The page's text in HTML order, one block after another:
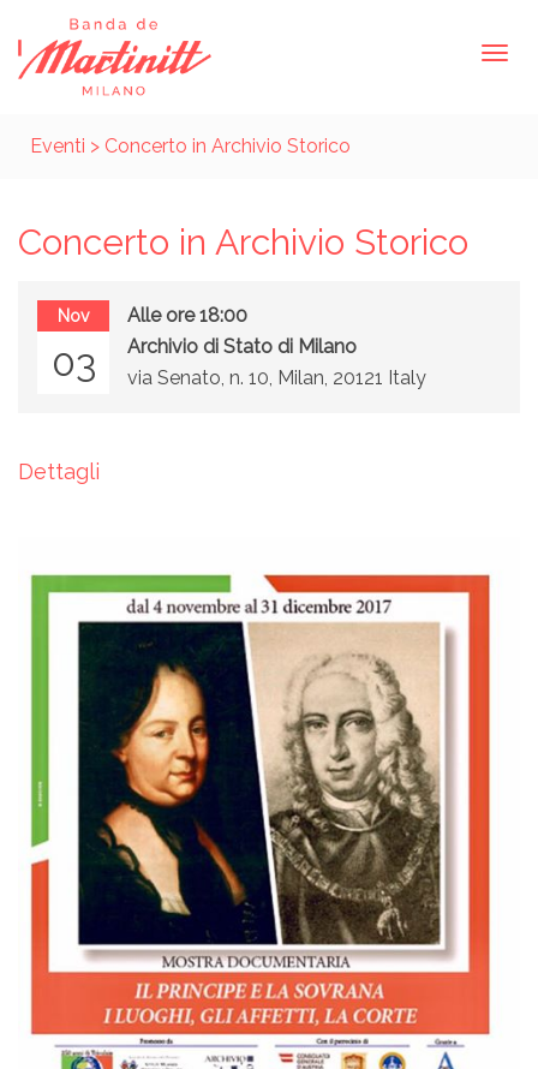
Eventi > Concerto in Archivio Storico
Concerto in Archivio Storico
Nov
03
Alle ore 18:00
Archivio di Stato di Milano
via Senato, n. 10, Milan, 20121 Italy
Dettagli